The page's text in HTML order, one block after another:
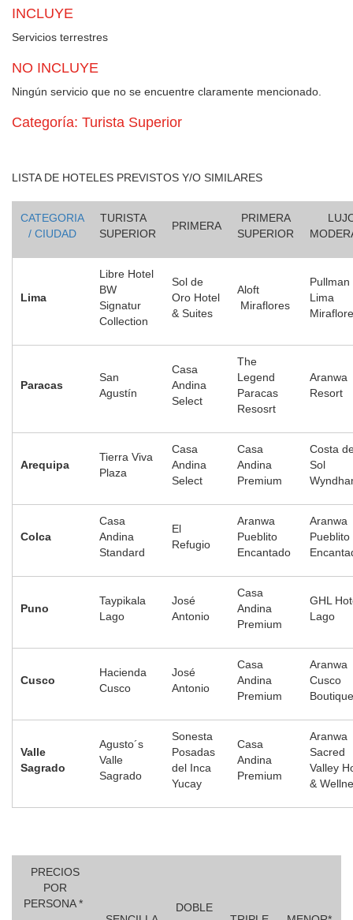
INCLUYE
Servicios terrestres
NO INCLUYE
Ningún servicio que no se encuentre claramente mencionado.
Categoría: Turista Superior
LISTA DE HOTELES PREVISTOS Y/O SIMILARES
CATEGORIA
/ CIUDAD
TURISTA
SUPERIOR
PRIMERA
PRIMERA
SUPERIOR
Lima
Libre Hotel
BW
Signatur
Collection
Sol de
Oro Hotel
& Suites
Aloft
Miraflores
Pullman
Lima
Paracas
San
Agustín
Casa
Andina
Select
The
Legend
Paracas
Resosrt
Aranwa
Resort
Arequipa
Tierra Viva
Plaza
Casa
Andina
Select
Casa
Andina
Premium
Costa
Sol
Colca
Casa
Andina
Standard
El
Refugio
Aranwa
Pueblito
Encantado
Aranwa
Pueblito
Puno
Taypikala
Lago
José
Antonio
Casa
Andina
Premium
GHL
Lago
Cusco
Hacienda
Cusco
José
Antonio
Casa
Andina
Premium
Aranwa
Cusco
Boutique
Valle
Sagrado
Agusto´s
Valle
Sagrado
Sonesta
Posadas
del Inca
Yucay
Casa
Andina
Premium
Aranwa
Sacred
Valley
&
PRECIOS
POR
PERSONA *
DOBLE